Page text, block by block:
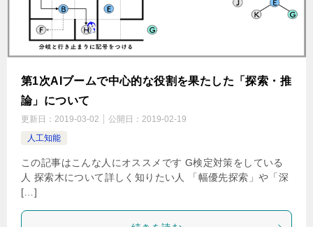
第1次AIブームで中心的な役割を果たした「探索・推
論」について
更新日： 2019-03-02 公開日： 2019-02-19
人工知能
この記事はこんな人にオススメです G検定対策をしている
人 探索木について詳しく知りたい人 「幅優先探索」や「深
[…]